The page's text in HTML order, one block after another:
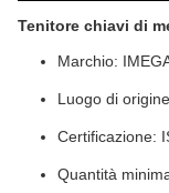
Tenitore chiavi di
Marchio:
Luogo di
Certificazione:
Quantità